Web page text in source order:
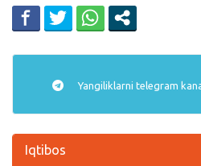
Yangiliklarni telegram
Iqtibos